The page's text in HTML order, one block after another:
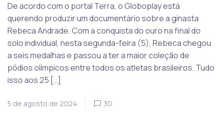
De acordo com o portal Terra, o Globoplay está
querendo produzir um documentário sobre a ginasta
Rebeca Andrade. Com a conquista do ouro na final do
solo individual, nesta segunda-feira (5), Rebeca chegou
a seis medalhas e passou a ter a maior coleção de
pódios olímpicos entre todos os atletas brasileiros. Tudo
isso aos 25 […]
5 de agosto de 2024 30